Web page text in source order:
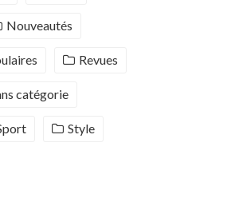
Nouveautés
Revues
catégorie
Style